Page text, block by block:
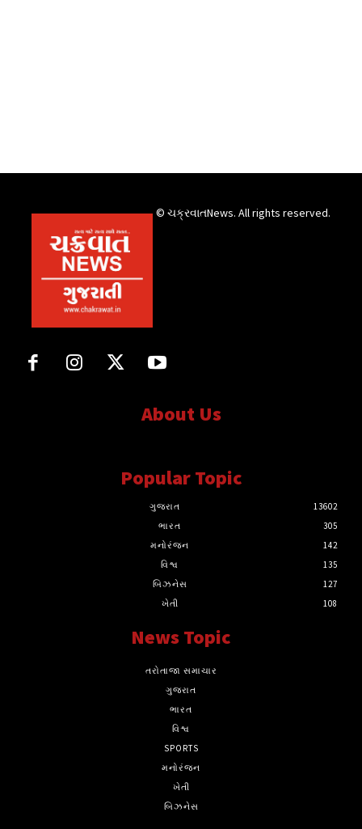
© ચક્રવાતNews. All rights reserved.
About Us
Popular Topic
ગુજરાત
13602
ભારત
305
મનોરંજન
142
વિશ્વ
135
બિઝનેસ
127
ખેતી
108
News Topic
તરોતાજા સમાચાર
ગુજરાત
ભારત
વિશ્વ
SPORTS
મનોરંજન
ખેતી
બિઝનેસ